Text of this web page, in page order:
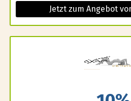
Jetzt zum Angebot